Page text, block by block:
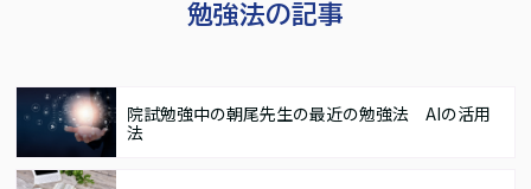
勉強法の記事
院試勉強中の朝尾先生の最近の勉強法 AIの活用
法